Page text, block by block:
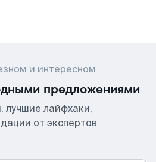
и интересном
предложениями
лучшие лайфхаки,
от экспертов